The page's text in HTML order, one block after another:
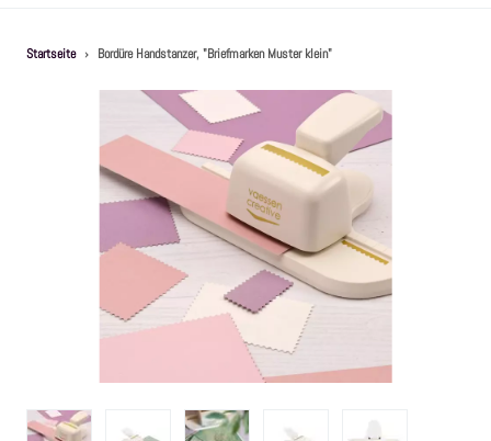
Stanzschablonen
Embossing Pulver WOW
Startseite › Bordüre Handstanzer, "Briefmarken Muster klein"